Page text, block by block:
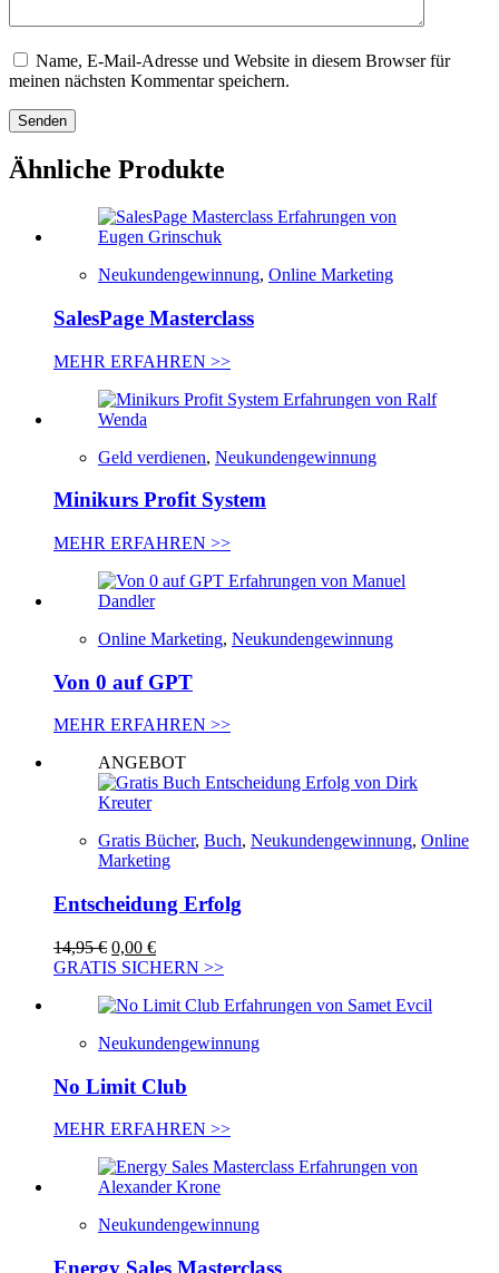
Name, E-Mail-Adresse und Website in diesem Browser für
meinen nächsten Kommentar speichern.
Senden
Ähnliche Produkte
Neukundengewinnung, Online Marketing
SalesPage Masterclass
MEHR ERFAHREN >>
Geld verdienen, Neukundengewinnung
Minikurs Profit System
MEHR ERFAHREN >>
Online Marketing, Neukundengewinnung
Von 0 auf GPT
MEHR ERFAHREN >>
ANGEBOT
Gratis Bücher, Buch, Neukundengewinnung, Online
Marketing
Entscheidung Erfolg
14,95€ Ursprünglicher
Preis
14,95 €
0,00 €Aktueller
Preis
0,00 €.
GRATIS SICHERN >>
Neukundengewinnung
No Limit Club
MEHR ERFAHREN >>
Neukundengewinnung
Energy Sales Masterclass